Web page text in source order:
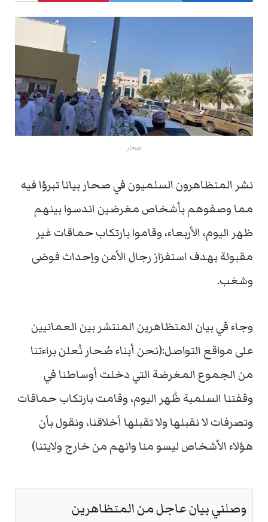
صحار
نشر المتظاهرون السلميون في صحار بيانا تبرؤا فيه
مما وصفوهم بأشخاص مغرضين اندسوا بينهم
ظهر اليوم، الأربعاء، وقاموا بارتكاب حماقات غير
مقبولة بهدف استفزاز رجال الأمن وإحداث فوضى
وشغب.
وجاء في بيان المتظاهرين المنتشر بين العمانيين
على مواقع التواصل:(نحن أبناء صُحار نُعلن براءتنا
من الجموع المغرضة التي دخلت أوساطنا في
وقفتنا السلمية ظُهر اليوم، وقامت بارتكاب حماقات
وتصرفات لا نقبلها ولا تقبلها أخلاقنا، ونقول بأن
هؤلاء الأشخاص ليسو منا وانهم من خارج ولايتنا)
وصلني بيان عاجل من المتظاهرين